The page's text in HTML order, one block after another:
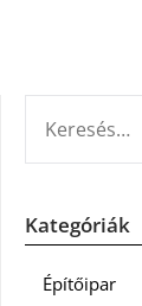
Kategóriák
Építőipar